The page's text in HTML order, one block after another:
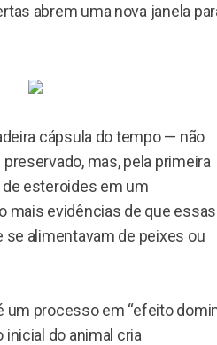
abrem uma nova janela
cápsula do tempo — não
mas, pela primeira
esteroides em um
mais evidências de que essas
alimentavam de peixes ou
um processo em “efeito
do animal cria